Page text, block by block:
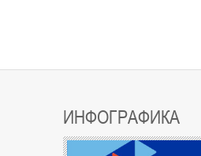
ИНФОГРАФИКА